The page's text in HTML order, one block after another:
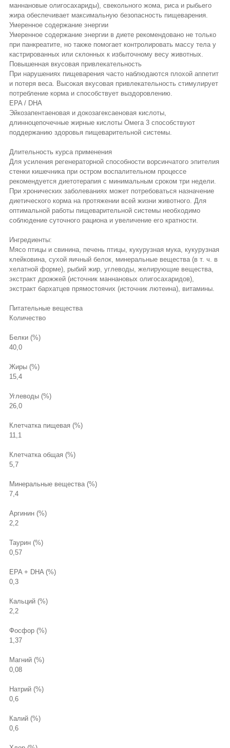
маннановые олигосахариды), свекольного жома, риса и рыбьего
жира обеспечивает максимальную безопасность пищеварения.
Умеренное содержание энергии
Умеренное содержание энергии в диете рекомендовано не только
при панкреатите, но также помогает контролировать массу тела у
кастрированных или склонных к избыточному весу животных.
Повышенная вкусовая привлекательность
При нарушениях пищеварения часто наблюдаются плохой аппетит
и потеря веса. Высокая вкусовая привлекательность стимулирует
потребление корма и способствует выздоровлению.
EPA / DHA
Эйкозапентаеновая и докозагексаеновая кислоты,
длинноцепочечные жирные кислоты Омега 3 способствуют
поддержанию здоровья пищеварительной системы.
Длительность курса применения
Для усиления регенераторной способности ворсинчатого эпителия
стенки кишечника при остром воспалительном процессе
рекомендуется диетотерапия с минимальным сроком три недели.
При хронических заболеваниях может потребоваться назначение
диетического корма на протяжении всей жизни животного. Для
оптимальной работы пищеварительной системы необходимо
соблюдение суточного рациона и увеличение его кратности.
Ингредиенты:
Мясо птицы и свинина, печень птицы, кукурузная мука, кукурузная
клейковина, сухой яичный белок, минеральные вещества (в т. ч. в
хелатной форме), рыбий жир, углеводы, желирующие вещества,
экстракт дрожжей (источник маннановых олигосахаридов),
экстракт бархатцев прямостоячих (источник лютеина), витамины.
Питательные вещества
Количество
Белки (%)
40,0
Жиры (%)
15,4
Углеводы (%)
26,0
Клетчатка пищевая (%)
11,1
Клетчатка общая (%)
5,7
Минеральные вещества (%)
7,4
Аргинин (%)
2,2
Таурин (%)
0,57
EPA + DHA (%)
0,3
Кальций (%)
2,2
Фосфор (%)
1,37
Магний (%)
0,08
Натрий (%)
0,6
Калий (%)
0,6